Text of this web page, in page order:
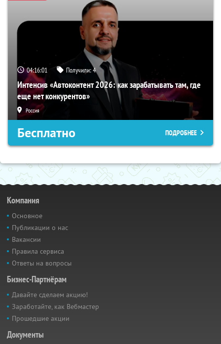
04:16:00 Получили:4
Интенсив «Автоконтент 2026: как зарабатывать там, где
еще нет конкурентов»
Россия
Бесплатно ПОДРОБНЕЕ
Компания
Основное
Публикации о нас
Вакансии
Правила сервиса
Ответы на вопросы
Бизнес-Партнёрам
Давайте сделаем акцию!
Заработайте, как Вебмастер
Прошедшие акции
Документы